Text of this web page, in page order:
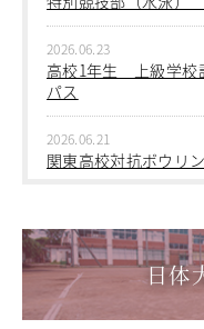
進学指導イベント（キャ
卒業生の声
その他
新型コロナウイルス感
インフルエンザ罹患証
卒業生の方
桜育会（同窓会）
日体大桜華U-15
Youtube公式チャンネル
中学１年生 校外学
2026.06.09
中学１年 校外学習
2026.03.05
第三回桜華中学校あ
2025.08.22
第55回全国中学校バ
んだいin鹿児島
2026.06.23
高校1年生 上級学校
パス
2026.06.21
関東高校対抗ボウリ
1学年総合スポーツ
た
2026.06.05
「日本選手権水泳競
日体